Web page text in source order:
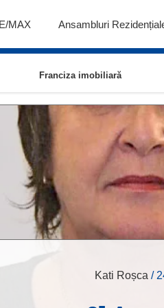
MAX Ansambluri
Franciza imobiliară
Kati Roșca /